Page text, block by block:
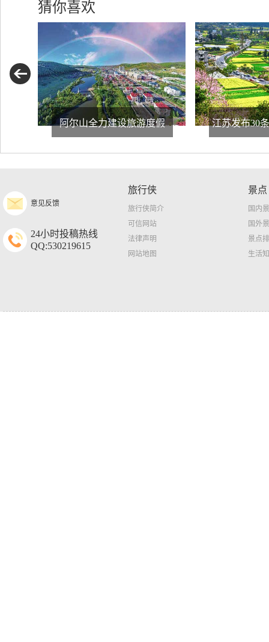
猜你喜欢
阿尔山全力建设旅游度假 江苏发布30
意见反馈
24小时投稿热线
QQ:530219615
旅行侠
旅行侠简介
可信网站
法律声明
网站地图
景点
国内
国外
景点
生活